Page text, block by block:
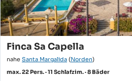
Finca Sa Capella
nahe Santa Margalida (Norden)
max. 22 Pers. · 11 Schlafzim. · 8 Bäder